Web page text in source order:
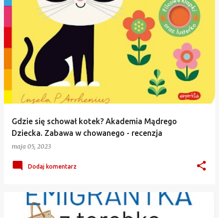
Gdzie się schował kotek? Akademia Mądrego
Dziecka. Zabawa w chowanego - recenzja
maja 05, 2023
Dodaj komentarz